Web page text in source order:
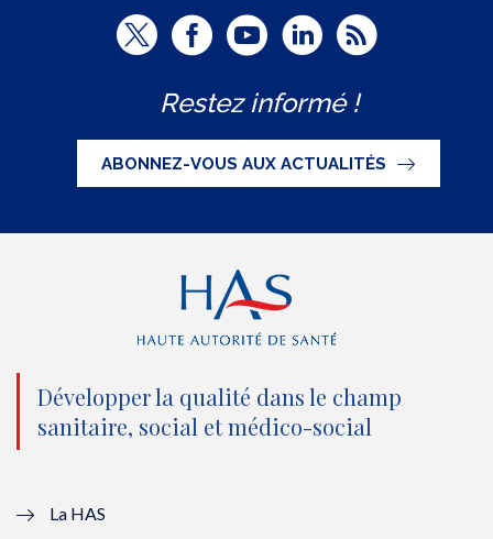
T
i
t
t
e
n
o
u
F
c
e
b
o
o
k
(
n
o
Y
u
t
u
b
e
(
n
o
u
L
n
k
e
d
(
n
o
R
Restez informé !
ABONNEZ-VOUS AUX ACTUALITÉS
Développer la qualité dans le champ
sanitaire, social et médico-social
La HAS